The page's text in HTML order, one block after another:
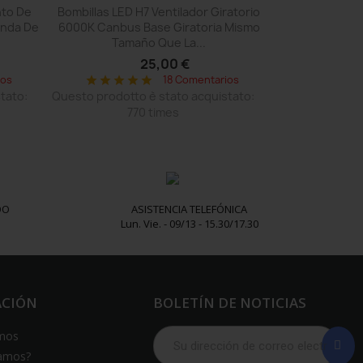
De
De
Vista rápida
Bombillas LED H7 Ventilador Giratorio
6000K Canbus Base Giratoria Mismo
Tamaño Que La...
25,00 €
star star star star star 18 Comentarios
ASISTENCIA TELEFÓNICA
Lun. Vie. - 09/13 - 15.30/17.30
BOLETÍN DE NOTICIAS